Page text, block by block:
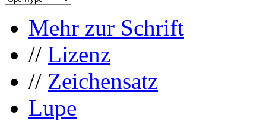
Mehr zur Schrift
// Lizenz
// Zeichensatz
Lupe